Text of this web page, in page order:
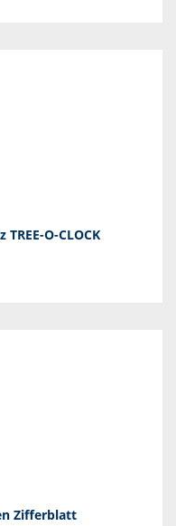
O-CLOCK
Zifferblatt